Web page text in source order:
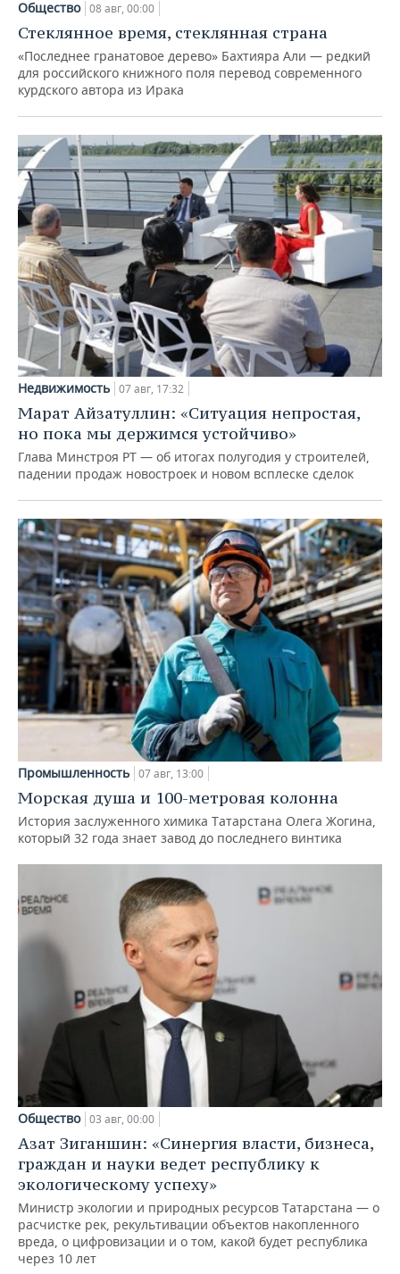
Общество 08 авг, 00:00
Стеклянное время, стеклянная страна
«Последнее гранатовое дерево» Бахтияра Али — редкий
для российского книжного поля перевод современного
курдского автора из Ирака
Недвижимость 07 авг, 17:32
Марат Айзатуллин: «Ситуация непростая,
но пока мы держимся устойчиво»
Глава Минстроя РТ — об итогах полугодия у строителей,
падении продаж новостроек и новом всплеске сделок
Промышленность 07 авг, 13:00
Морская душа и 100-метровая колонна
История заслуженного химика Татарстана Олега Жогина,
который 32 года знает завод до последнего винтика
Общество 03 авг, 00:00
Азат Зиганшин: «Синергия власти, бизнеса,
граждан и науки ведет республику к
экологическому успеху»
Министр экологии и природных ресурсов Татарстана — о
расчистке рек, рекультивации объектов накопленного
вреда, о цифровизации и о том, какой будет республика
через 10 лет